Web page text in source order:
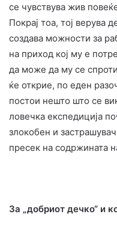
се чувствува жив
Покрај тоа, тој верува
создава можности за
на приход кој му е
да може да му се
ќе открие, по еден
постои нешто што се
ловечка експедиција
злокобен и
пресек на содржината
За „добриот дечко“ и